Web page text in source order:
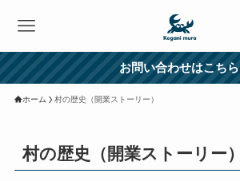
お問い合わせはこちら
ホーム 村の歴史（開業ストーリー）
村の歴史（開業ストーリー）